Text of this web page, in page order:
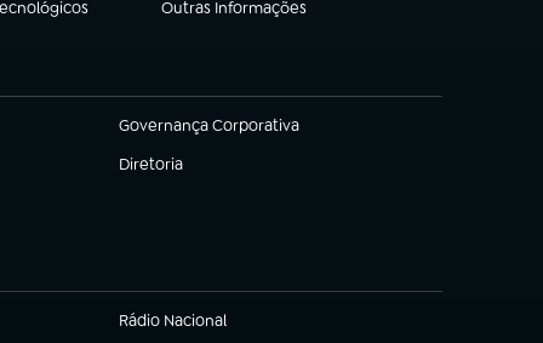
Outras Informações
(abre em nova aba)
Governança Corporativa
(abre em nova aba)
Diretoria
(abre em nova aba)
Rádio Nacional